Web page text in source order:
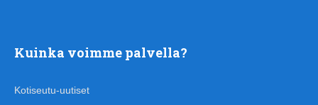
Kuinka voimme palvella?
Kotiseutu-uutiset